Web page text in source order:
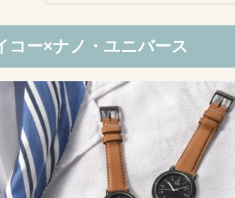
コー×ナノ・ユニバース